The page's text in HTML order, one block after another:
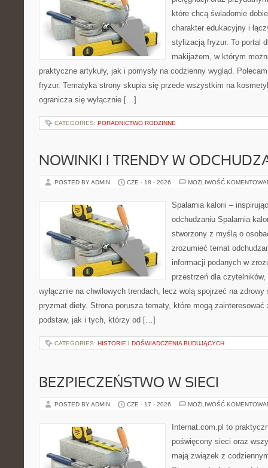
które chcą świadomie
charakter edukacyjny i
stylizacją fryzur. To portal
makijażem, w którym
praktyczne artykuły, jak i pomysły na codzienny wygląd.
fryzur. Tematyka strony skupia się przede wszystkim na
ogranicza się wyłącznie […]
CATEGORIES: PORADNICTWO RODZINNE
NOWINKI I TRENDY W
POSTED BY ADMIN CZE - 18 - 2026 MOŻLIWOŚĆ
Spalarnia kalorii –
odchudzaniu Spalarnia
stworzony z myślą o
zrozumieć temat
informacji podanych w
przestrzeń dla
wyłącznie na chwilowych trendach, lecz wolą spojrzeć na
pryzmat diety. Strona porusza tematy, które mogą
podstaw, jak i tych, którzy od […]
CATEGORIES: HISTORIE I DOŚWIADCZENIA BUDUJĄCYCH
BEZPIECZEŃSTWO W SIECI
POSTED BY ADMIN CZE - 17 - 2026 MOŻLIWOŚĆ
Internat.com.pl to
poświęcony sieci oraz
mają związek z